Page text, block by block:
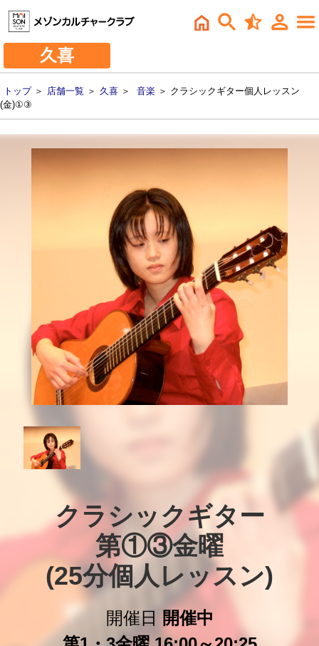
久喜
トップ＞ 店舗一覧 ＞ 久喜 ＞ 音楽 ＞ クラシックギター個人レッスン
(金)①③
クラシックギター
第①③金曜
(25分個人レッスン)
開催日
開催中